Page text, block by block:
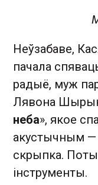
Неўзабаве,
пачала
радыё, муж
Лявона
неба», якое
акустычным —
скрыпка.
інструменты.